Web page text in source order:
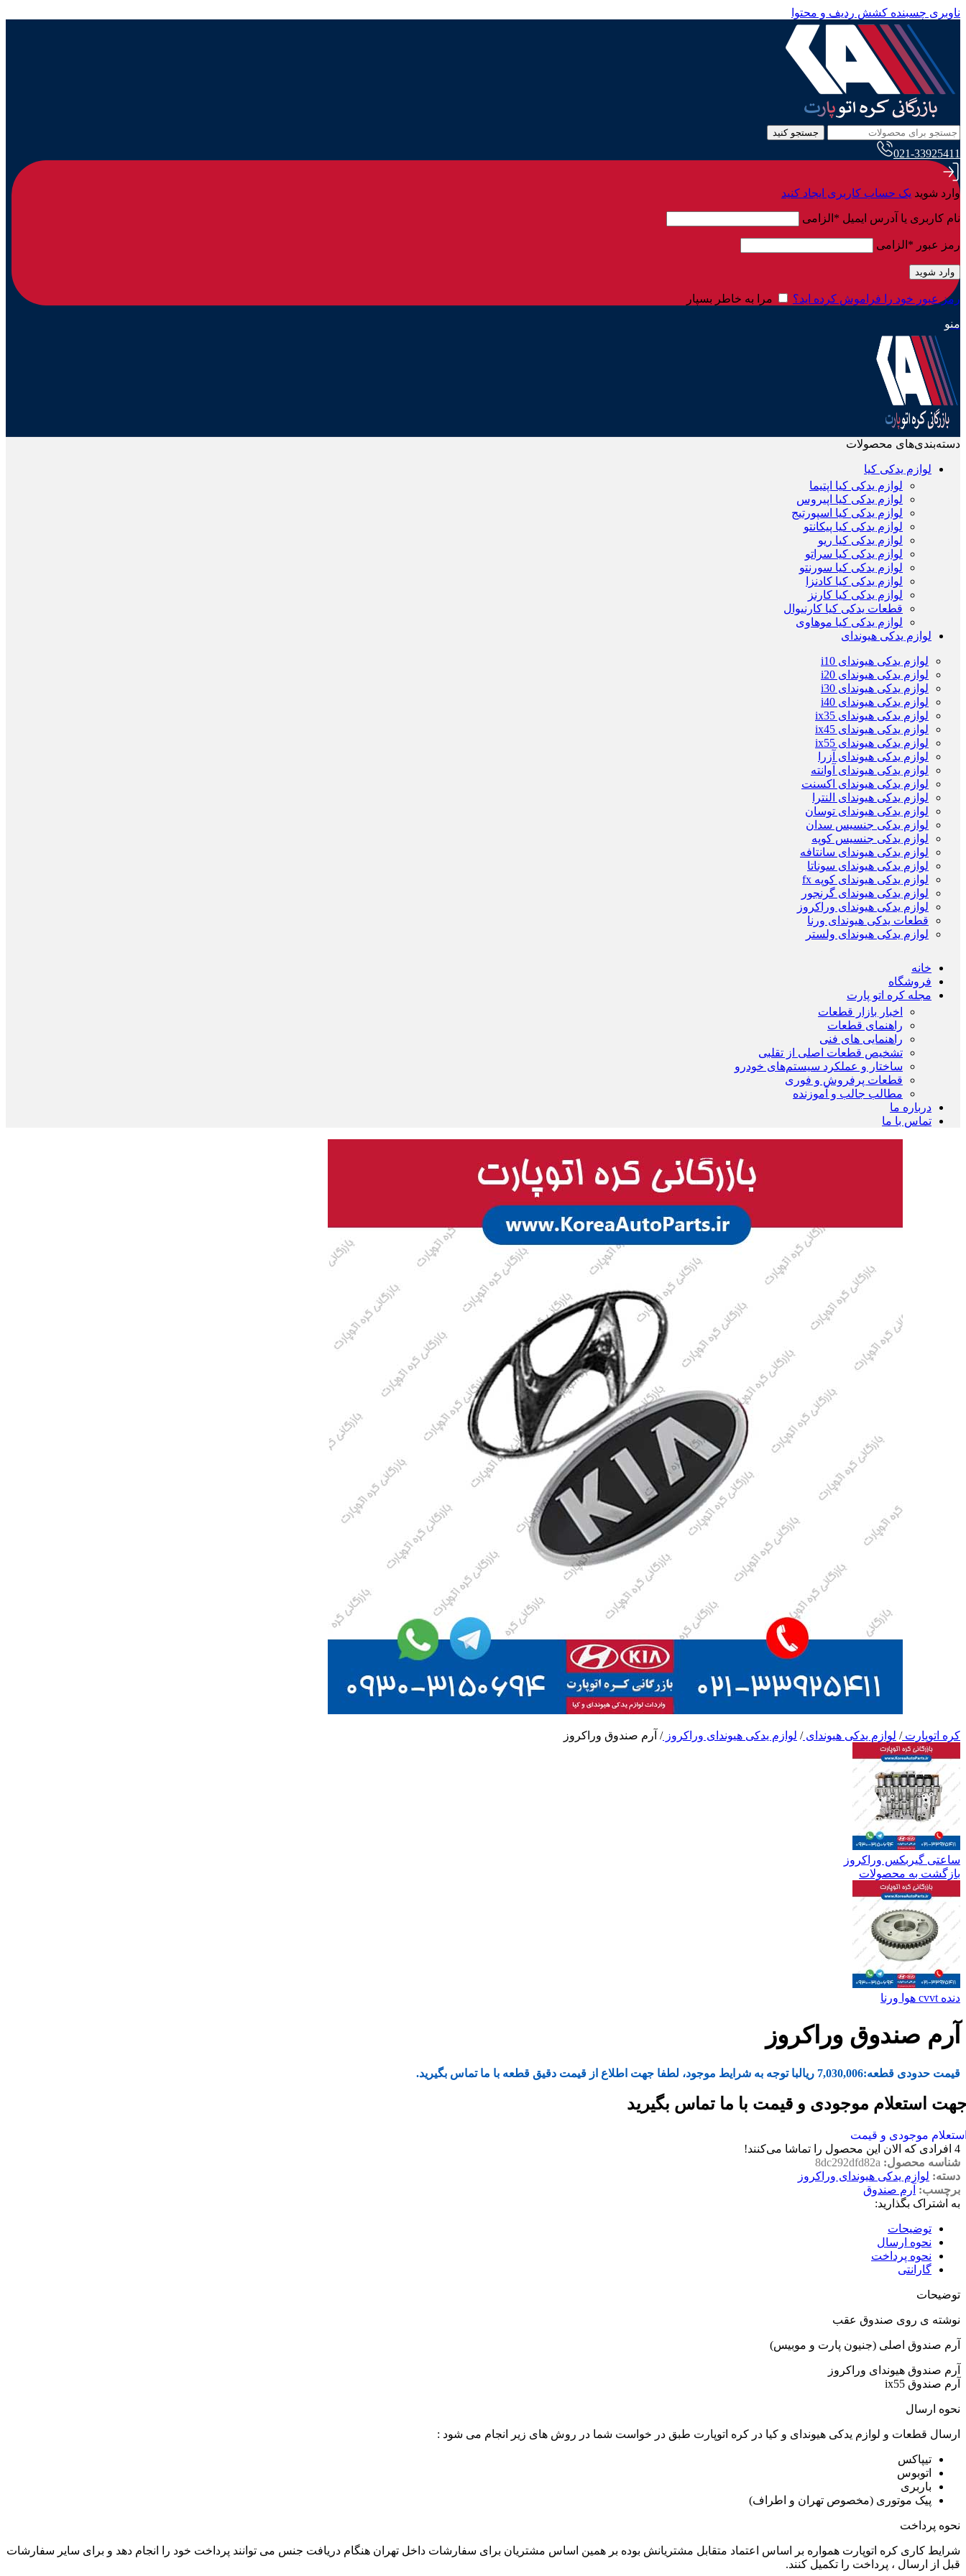
ناوبری چسبنده کشش ردیف و محتوا
جستجو کنید
021-33925411
وارد شوید یک حساب کاربری ایجاد کنید
نام کاربری یا آدرس ایمیل * الزامی
رمز عبور * الزامی
وارد شوید
رمز عبور خود را فراموش کرده اید؟ مرا به خاطر بسپار
منو
دسته‌بندی‌های محصولات
لوازم یدکی کیا
لوازم یدکی کیا اپتیما
لوازم یدکی کیا اپیروس
لوازم یدکی کیا اسپورتیج
لوازم یدکی کیا پیکانتو
لوازم یدکی کیا ریو
لوازم یدکی کیا سراتو
لوازم یدکی کیا سورنتو
لوازم یدکی کیا کادنزا
لوازم یدکی کیا کارنز
قطعات یدکی کیا کارنیوال
لوازم یدکی کیا موهاوی
لوازم یدکی هیوندای
لوازم یدکی هیوندای i10
لوازم یدکی هیوندای i20
لوازم یدکی هیوندای i30
لوازم یدکی هیوندای i40
لوازم یدکی هیوندای ix35
لوازم یدکی هیوندای ix45
لوازم یدکی هیوندای ix55
لوازم یدکی هیوندای آزرا
لوازم یدکی هیوندای آوانته
لوازم یدکی هیوندای اکسنت
لوازم یدکی هیوندای النترا
لوازم یدکی هیوندای توسان
لوازم یدکی جنسیس سدان
لوازم یدکی جنسیس کوپه
لوازم یدکی هیوندای سانتافه
لوازم یدکی هیوندای سوناتا
لوازم یدکی هیوندای کوپه fx
لوازم یدکی هیوندای گرنجور
لوازم یدکی هیوندای وراکروز
قطعات یدکی هیوندای ورنا
لوازم یدکی هیوندای ولستر
خانه
فروشگاه
مجله کره اتو پارت
اخبار بازار قطعات
راهنمای قطعات
راهنمایی های فنی
تشخیص قطعات اصلی از تقلبی
ساختار و عملکرد سیستم‌های خودرو
قطعات پرفروش و فوری
مطالب جالب و آموزنده
درباره ما
تماس با ما
کره اتوپارت/ لوازم یدکی هیوندای/ لوازم یدکی هیوندای وراکروز/ آرم صندوق وراکروز
ساعتی گیربکس وراکروز
بازگشت به محصولات
دنده cvvt هوا ورنا
آرم صندوق وراکروز
قیمت حدودی قطعه:7,030,006 ریالبا توجه به شرایط موجود، لطفا جهت اطلاع از قیمت دقیق قطعه با ما تماس بگیرید.
استعلام موجودی و قیمت با ما تماس بگیرید
موجودی و قیمت
4 افرادی که الان این محصول را تماشا می‌کنند!
شناسه محصول: 8dc292dfd82a
دسته: لوازم یدکی هیوندای وراکروز
برچسب: آرم صندوق
به اشتراک بگذارید:
توضیحات
نحوه ارسال
نحوه پرداخت
گارانتی
توضیحات
نوشته ی روی صندوق عقب
آرم صندوق اصلی (جنیون پارت و موبیس)
آرم صندوق هیوندای وراکروز
آرم صندوق ix55
نحوه ارسال
ارسال قطعات و لوازم یدکی هیوندای و کیا در کره اتوپارت طبق در خواست شما در روش های زیر انجام می شود :
تیپاکس
اتوبوس
باربری
پیک موتوری (مخصوص تهران و اطراف)
نحوه پرداخت
شرایط کاری کره اتوپارت همواره بر اساس اعتماد متقابل مشتریانش بوده بر همین اساس مشتریان برای سفارشات داخل تهران هنگام دریافت جنس می توانند پرداخت خود را انجام دهد و برای سایر سفارشات
قبل از ارسال ، پرداخت را تکمیل کنند.